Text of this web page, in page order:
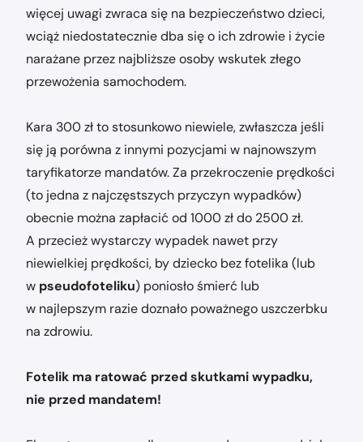
więcej uwagi zwraca się na bezpieczeństwo dzieci,
wciąż niedostatecznie dba się o ich zdrowie i życie
narażane przez najbliższe osoby wskutek złego
przewożenia samochodem.
Kara 300 zł to stosunkowo niewiele, zwłaszcza jeśli
się ją porówna z innymi pozycjami w najnowszym
taryfikatorze mandatów. Za przekroczenie prędkości
(to jedna z najczęstszych przyczyn wypadków)
obecnie można zapłacić od 1000 zł do 2500 zł.
A przecież wystarczy wypadek nawet przy
niewielkiej prędkości, by dziecko bez fotelika (lub
w pseudofoteliku) poniosło śmierć lub
w najlepszym razie doznało poważnego uszczerbku
na zdrowiu.
Fotelik ma ratować przed skutkami wypadku,
nie przed mandatem!